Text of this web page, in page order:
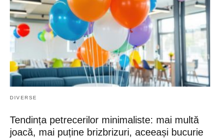
DIVERSE
Tendința petrecerilor minimaliste: mai multă
joacă, mai puține brizbrizuri, aceeași bucurie